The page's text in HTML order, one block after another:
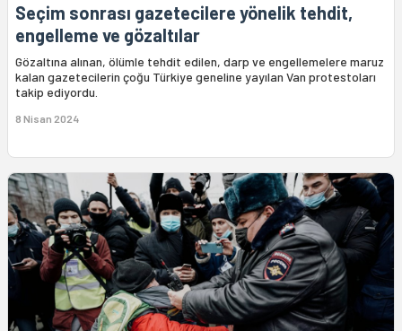
Seçim sonrası gazetecilere yönelik tehdit,
engelleme ve gözaltılar
Gözaltına alınan, ölümle tehdit edilen, darp ve engellemelere maruz
kalan gazetecilerin çoğu Türkiye geneline yayılan Van protestoları
takip ediyordu.
8 Nisan 2024